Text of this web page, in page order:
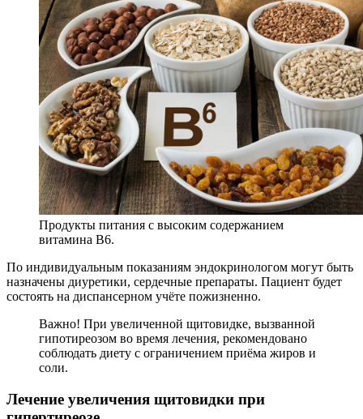
Продукты питания с высоким содержанием
витамина В6.
По индивидуальным показаниям эндокринологом могут быть
назначены диуретики, сердечные препараты. Пациент будет
состоять на диспансерном учёте пожизненно.
Важно! При увеличенной щитовидке, вызванной
гипотиреозом во время лечения, рекомендовано
соблюдать диету с ограничением приёма жиров и
соли.
Лечение увеличения щитовидки при